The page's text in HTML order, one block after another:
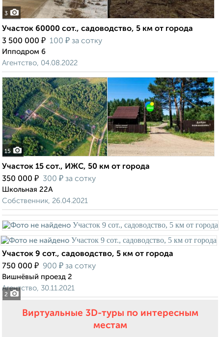
3
Участок 60000 сот., садоводство, 5 км от города
3 500 000 ₽ 100 ₽ за сотку
Ипподром 6
Агентство, 04.08.2022
15
Участок 15 сот., ИЖС, 50 км от города
350 000 ₽ 300 ₽ за сотку
Школьная 22А
Собственник, 26.04.2021
2
Участок 9 сот., садоводство, 5 км от города
750 000 ₽ 900 ₽ за сотку
Вишнёвый проезд 2
Агентство, 30.11.2021
Виртуальные 3D-туры по интересным
местам